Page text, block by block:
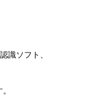
識ソフト、